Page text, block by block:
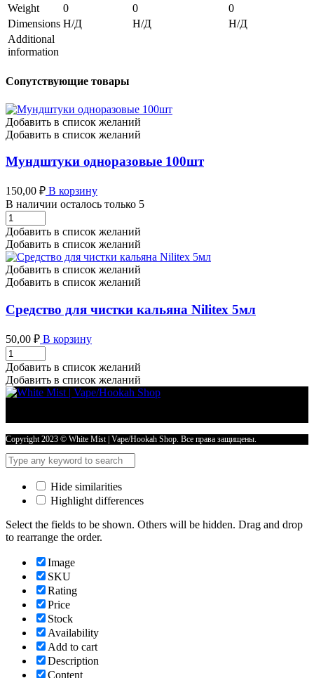
Weight
0 0
0
Dimensions Н/Д Н/Д
Н/Д
Additional
information
Сопутствующие товары
Добавить в список желаний
Добавить в список желаний
Мундштуки одноразовые 100шт
150,00 ₽ В корзину
В наличии осталось только 5
Мундштуки
одноразовые
100шт
количество
Добавить в список желаний
Добавить в список желаний
Добавить в список желаний
Добавить в список желаний
Средство для чистки кальяна Nilitex 5мл
50,00 ₽ В корзину
Средство
для
чистки
кальяна
Добавить в список желаний
Добавить в список желаний
Copyright 2023 © White Mist | Vape/Hookah Shop. Все права защищены.
Hide similarities
Highlight differences
Select the fields to be shown. Others will be hidden. Drag and drop
to rearrange the order.
Image
SKU
Rating
Price
Stock
Availability
Add to cart
Description
Content